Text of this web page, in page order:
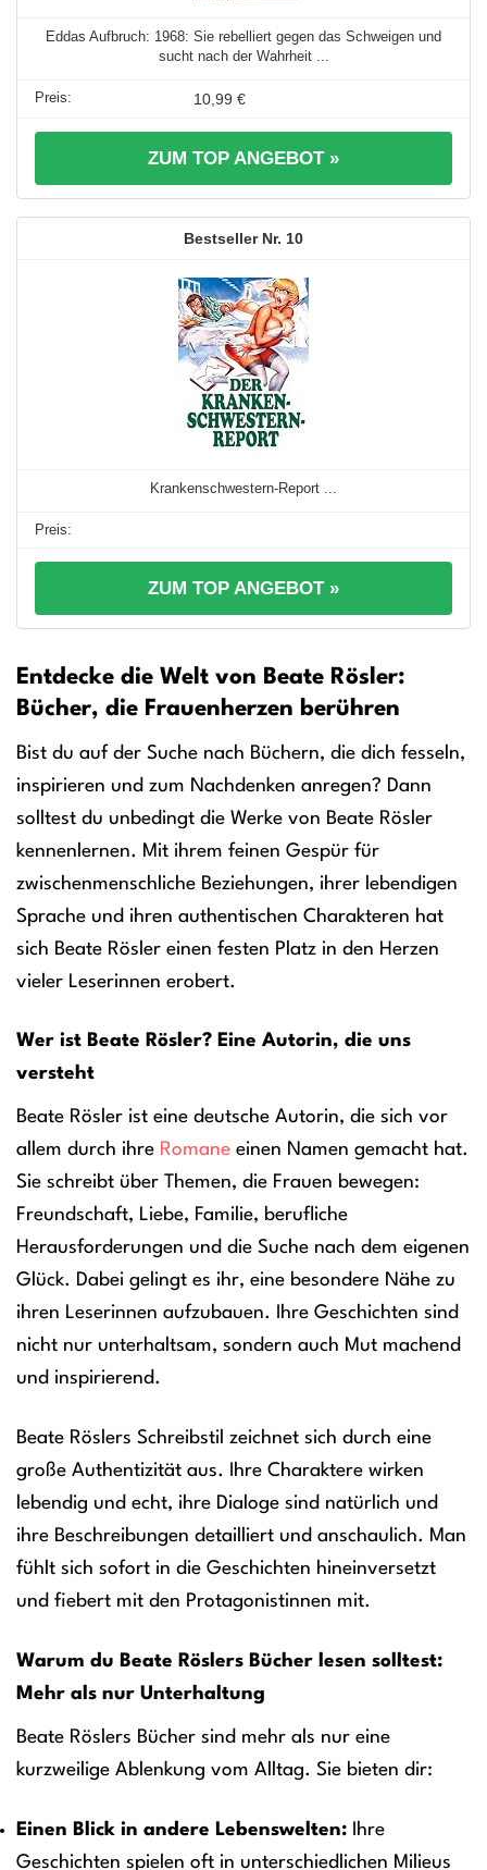
Eddas Aufbruch: 1968: Sie rebelliert gegen das Schweigen und
sucht nach der Wahrheit ...
10,99 €
ZUM TOP ANGEBOT »
10
Krankenschwestern-Report ...
ZUM TOP ANGEBOT »
Entdecke die Welt von Beate Rösler:
Bücher, die Frauenherzen berühren
Bist du auf der Suche nach Büchern, die dich fesseln,
inspirieren und zum Nachdenken anregen? Dann
solltest du unbedingt die Werke von Beate Rösler
kennenlernen. Mit ihrem feinen Gespür für
zwischenmenschliche Beziehungen, ihrer lebendigen
Sprache und ihren authentischen Charakteren hat
sich Beate Rösler einen festen Platz in den Herzen
vieler Leserinnen erobert.
Wer ist Beate Rösler? Eine Autorin, die uns
versteht
Beate Rösler ist eine deutsche Autorin, die sich vor
allem durch ihre Romane einen Namen gemacht hat.
Sie schreibt über Themen, die Frauen bewegen:
Freundschaft, Liebe, Familie, berufliche
Herausforderungen und die Suche nach dem eigenen
Glück. Dabei gelingt es ihr, eine besondere Nähe zu
ihren Leserinnen aufzubauen. Ihre Geschichten sind
nicht nur unterhaltsam, sondern auch Mut machend
und inspirierend.
Beate Röslers Schreibstil zeichnet sich durch eine
große Authentizität aus. Ihre Charaktere wirken
lebendig und echt, ihre Dialoge sind natürlich und
ihre Beschreibungen detailliert und anschaulich. Man
fühlt sich sofort in die Geschichten hineinversetzt
und fiebert mit den Protagonistinnen mit.
Warum du Beate Röslers Bücher lesen solltest:
Mehr als nur Unterhaltung
Beate Röslers Bücher sind mehr als nur eine
kurzweilige Ablenkung vom Alltag. Sie bieten dir:
Einen Blick in andere Lebenswelten: Ihre
Geschichten spielen oft in unterschiedlichen Milieus